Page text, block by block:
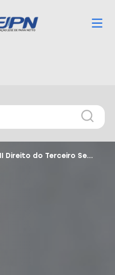
III Direito do Terceiro Setor Law Summit